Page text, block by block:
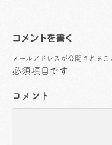
コメントを書く
メールアドレスが公開されるこ
必須項目です
コメント